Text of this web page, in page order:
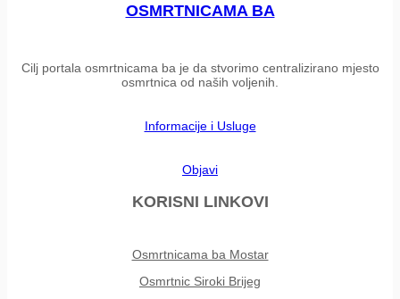
OSMRTNICAMA BA
Cilj portala osmrtnicama ba je da stvorimo centralizirano mjesto
osmrtnica od naših voljenih.
Informacije i Usluge
Objavi
KORISNI LINKOVI
Osmrtnicama ba Mostar
Osmrtnic Siroki Brijeg